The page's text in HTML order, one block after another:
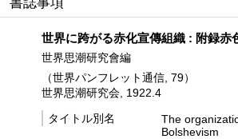
世界に跨がる赤化宣傳組織 : 附録赤
世界思潮研究會編
（世界パンフレット通信, 79）
世界思潮研究会, 1922.4
タイトル別名
The
Bolshevism